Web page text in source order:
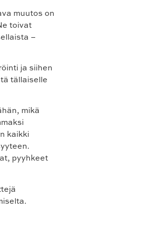
muutos on
toivat
–
ja siihen
tällaiselle
mikä
kaikki
pyyhkeet